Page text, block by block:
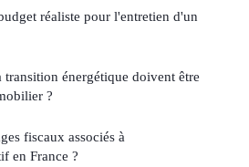
réaliste pour l'entretien d'un
transition énergétique doivent être
?
fiscaux associés à
en France ?